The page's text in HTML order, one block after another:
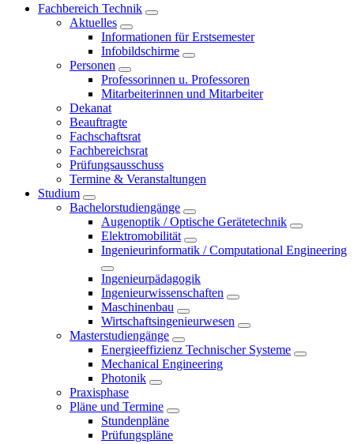
Fachbereich Technik
Aktuelles
Informationen für Erstsemester
Infobildschirme
Personen
Professorinnen u. Professoren
Mitarbeiterinnen und Mitarbeiter
Dekanat
Beauftragte
Fachschaftsrat
Fachbereichsrat
Prüfungsausschuss
Termine & Veranstaltungen
Studium
Bachelorstudiengänge
Augenoptik / Optische Gerätetechnik
Elektromobilität
Ingenieurinformatik / Computational Engineering
Ingenieurpädagogik
Ingenieurwissenschaften
Maschinenbau
Wirtschaftsingenieurwesen
Masterstudiengänge
Energieeffizienz Technischer Systeme
Mechanical Engineering
Photonik
Praxisphase
Pläne und Termine
Stundenpläne
Prüfungspläne